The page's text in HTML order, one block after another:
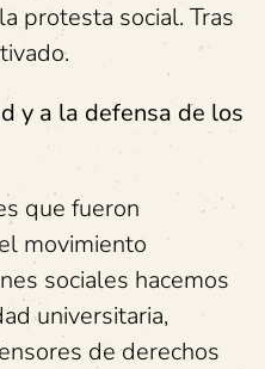
protesta social. Tras
y a la defensa de los
que fueron
movimiento
sociales hacemos
universitaria,
de derechos